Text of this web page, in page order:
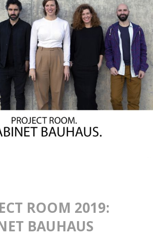
ROOM 2019:
BAUHAUS